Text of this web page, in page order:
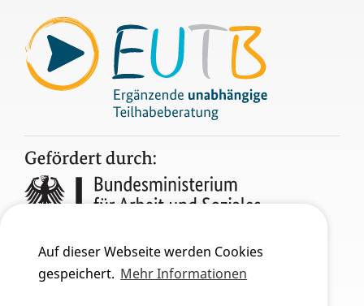
Auf dieser Webseite werden Cookies
gespeichert. Mehr Informationen